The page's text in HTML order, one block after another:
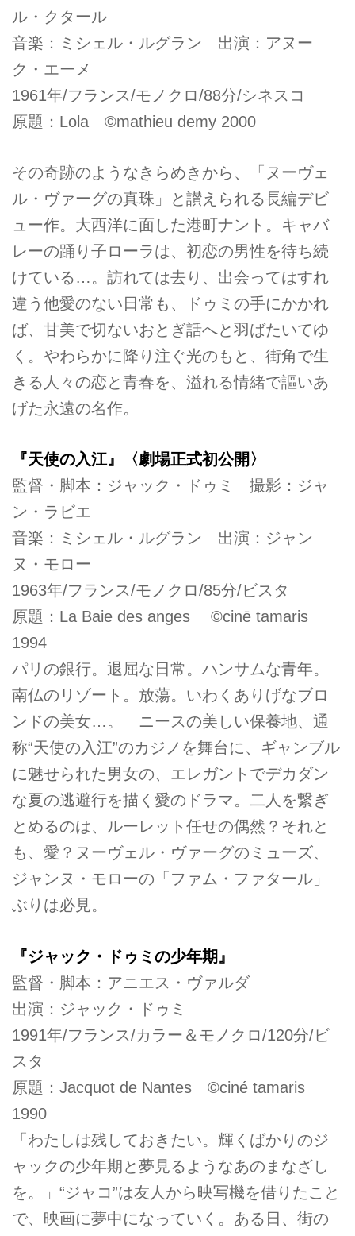
ル・クタール
音楽：ミシェル・ルグラン 出演：アヌー
ク・エーメ
1961年/フランス/モノクロ/88分/シネスコ
原題：Lola ©mathieu demy 2000
その奇跡のようなきらめきから、「ヌーヴェ
ル・ヴァーグの真珠」と讃えられる長編デビ
ュー作。大西洋に面した港町ナント。キャバ
レーの踊り子ローラは、初恋の男性を待ち続
けている…。訪れては去り、出会ってはすれ
違う他愛のない日常も、ドゥミの手にかかれ
ば、甘美で切ないおとぎ話へと羽ばたいてゆ
く。やわらかに降り注ぐ光のもと、街角で生
きる人々の恋と青春を、溢れる情緒で謳いあ
げた永遠の名作。
『天使の入江』〈劇場正式初公開〉
監督・脚本：ジャック・ドゥミ 撮影：ジャ
ン・ラビエ
音楽：ミシェル・ルグラン 出演：ジャン
ヌ・モロー
1963年/フランス/モノクロ/85分/ビスタ
原題：La Baie des anges ©cinē tamaris
1994
パリの銀行。退屈な日常。ハンサムな青年。
南仏のリゾート。放蕩。いわくありげなブロ
ンドの美女…。 ニースの美しい保養地、通
称“天使の入江”のカジノを舞台に、ギャンブル
に魅せられた男女の、エレガントでデカダン
な夏の逃避行を描く愛のドラマ。二人を繋ぎ
とめるのは、ルーレット任せの偶然？それと
も、愛？ヌーヴェル・ヴァーグのミューズ、
ジャンヌ・モローの「ファム・ファタール」
ぶりは必見。
『ジャック・ドゥミの少年期』
監督・脚本：アニエス・ヴァルダ
出演：ジャック・ドゥミ
1991年/フランス/カラー＆モノクロ/120分/ビ
スタ
原題：Jacquot de Nantes ©ciné tamaris
1990
「わたしは残しておきたい。輝くばかりのジ
ャックの少年期と夢見るようなあのまなざし
を。」“ジャコ”は友人から映写機を借りたこと
で、映画に夢中になっていく。ある日、街の